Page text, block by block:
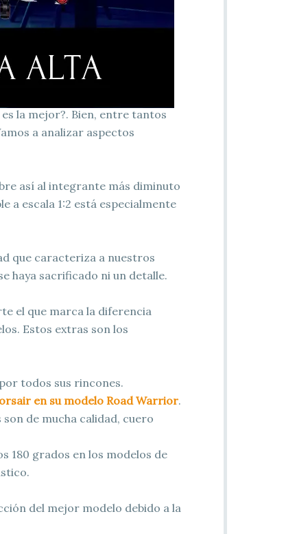
la mejor?. Bien, entre tantos
a analizar aspectos
así al integrante más diminuto
a escala 1:2 está especialmente
que caracteriza a nuestros
haya sacrificado ni un detalle.
el que marca la diferencia
Estos extras son los
todos sus rincones.
en su modelo Road Warrior.
de mucha calidad, cuero
180 grados en los modelos de
del mejor modelo debido a la